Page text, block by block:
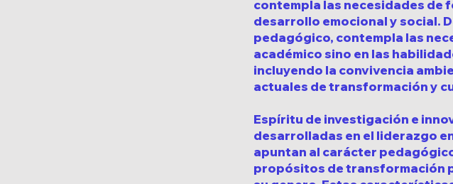
contempla las necesidades de
desarrollo emocional y social.
pedagógico, contempla las
académico sino en las
incluyendo la convivencia
actuales de transformación y
Espíritu de investigación e
desarrolladas en el liderazgo
apuntan al carácter
propósitos de transformación